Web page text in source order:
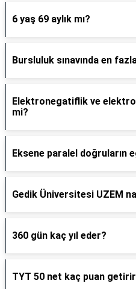
6 yaş 69 aylık mı?
Bursluluk sınavında en
Elektronegatiflik ve
mi?
Eksene paralel doğruların
Gedik Üniversitesi UZEM
360 gün kaç yıl eder?
TYT 50 net kaç puan